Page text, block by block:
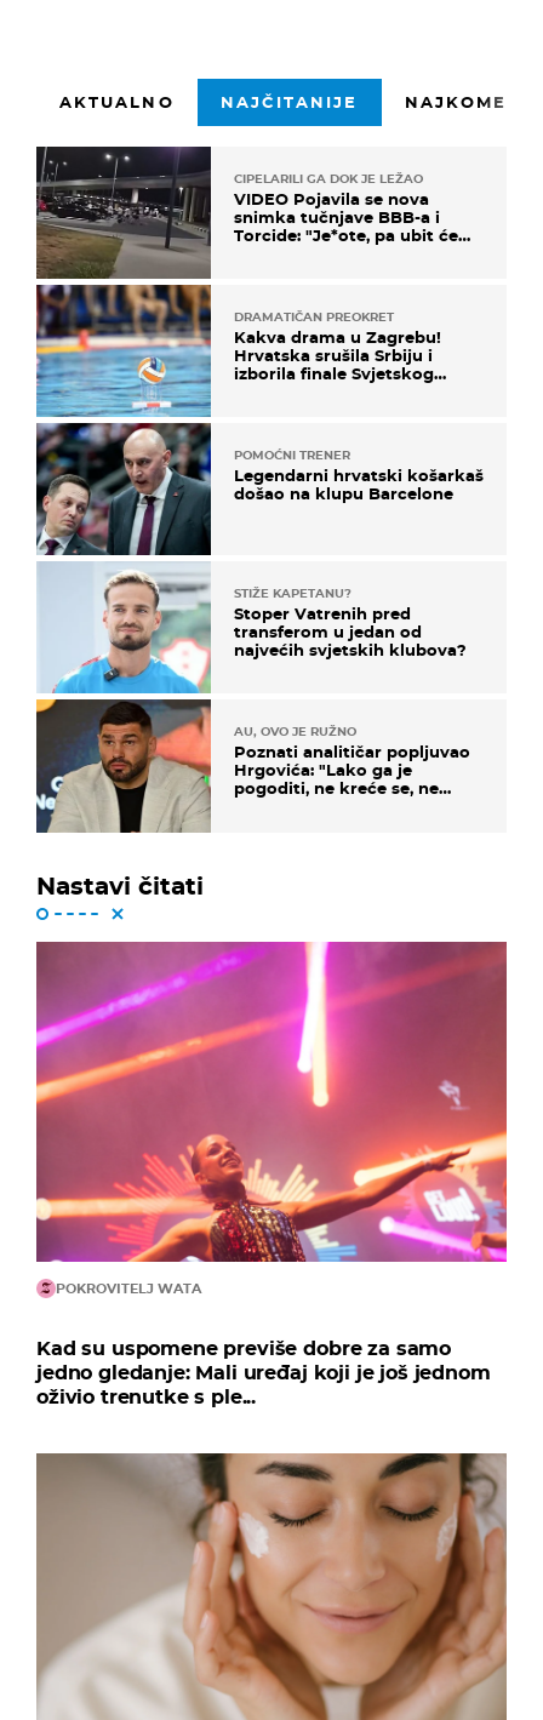
AKTUALNO NAJČITANIJE
CIPELARILI GA DOK JE LEŽAO
VIDEO Pojavila se nova
snimka tučnjave BBB-a i
Torcide: "Je*ote, pa ubit će
DRAMATIČAN PREOKRET
Kakva drama u Zagrebu!
Hrvatska srušila Srbiju i
izborila finale Svjetskog
POMOĆNI TRENER
Legendarni hrvatski košarkaš
došao na klupu Barcelone
STIŽE KAPETANU?
Stoper Vatrenih pred
transferom u jedan od
najvećih svjetskih klubova?
AU, OVO JE RUŽNO
Poznati analitičar popljuvao
Hrgovića: "Lako ga je
pogoditi, ne kreće se, ne
Nastavi čitati
POKROVITELJ WATA
Kad su uspomene previše dobre za samo
jedno gledanje: Mali uređaj koji je još jednom
oživio trenutke s ple...